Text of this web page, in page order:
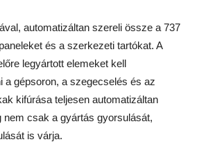
automatizáltan szereli össze a 737
és a szerkezeti tartókat. A
legyártott elemeket kell
a gépsoron, a szegecselés és az
kifúrása teljesen automatizáltan
nem csak a gyártás gyorsulását,
is várja.